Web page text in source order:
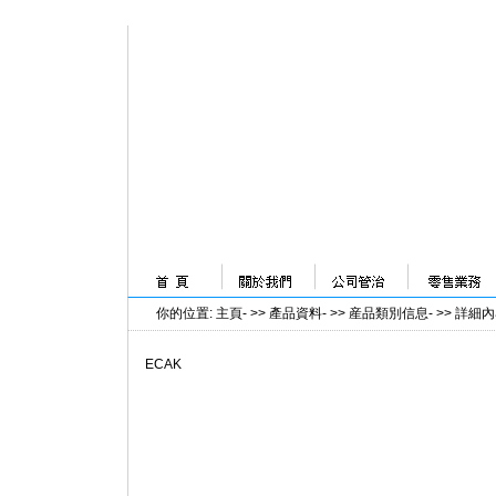
你的位置: 主頁- >> 產品資料- >> 産品類別信息- >> 詳細
ECAK